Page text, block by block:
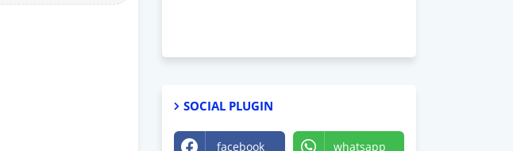
SOCIAL PLUGIN
facebook whatsapp